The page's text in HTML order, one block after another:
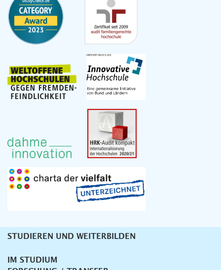
Unternavigation
STUDIEREN UND WEITERBILDEN
IM STUDIUM